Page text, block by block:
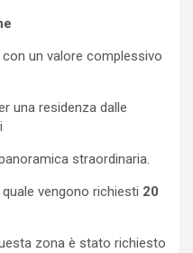
un valore complessivo
una residenza dalle
straordinaria.
quale vengono richiesti 20
zona è stato richiesto